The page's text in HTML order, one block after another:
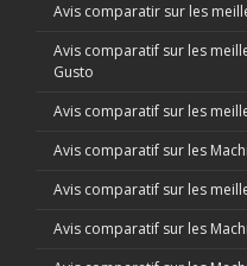
Avis comparatir sur les
Avis comparatif sur les
Gusto
Avis comparatif sur les
Avis comparatif sur les
Avis comparatif sur les
Avis comparatif sur les